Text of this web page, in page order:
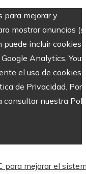
para mejorar y
mostrar anuncios
incluir cookies
Analytics,
el uso de cookies.
de Privacidad. Por
consultar nuestra
para mejorar el